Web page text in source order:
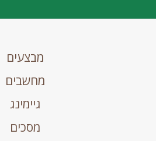
מבצעים
מחשבים
גיימינג
מסכים